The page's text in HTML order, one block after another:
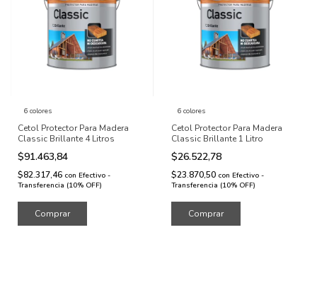
6 colores
Cetol Protector Para Madera
Classic Brillante 4 Litros
$91.463,84
$82.317,46 con Efectivo -
Transferencia (10% OFF)
Comprar
6 colores
Cetol Protector Para Madera
Classic Brillante 1 Litro
$26.522,78
$23.870,50 con Efectivo -
Transferencia (10% OFF)
Comprar